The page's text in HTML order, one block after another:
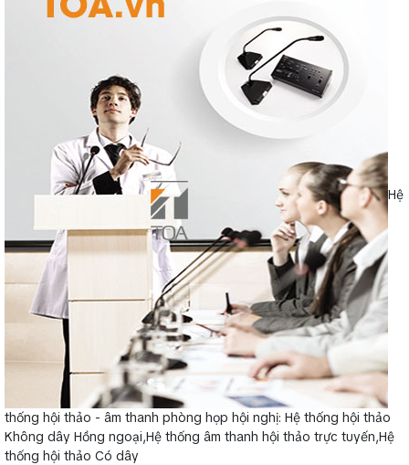
Hệ
thống hội thảo - âm thanh phòng họp hội nghị: Hệ thống hội thảo
Không dây Hồng ngoại,Hệ thống âm thanh hội thảo trực tuyến,Hệ
thống hội thảo Có dây